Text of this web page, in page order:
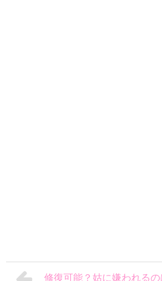
修復可能？姑に嫌われる